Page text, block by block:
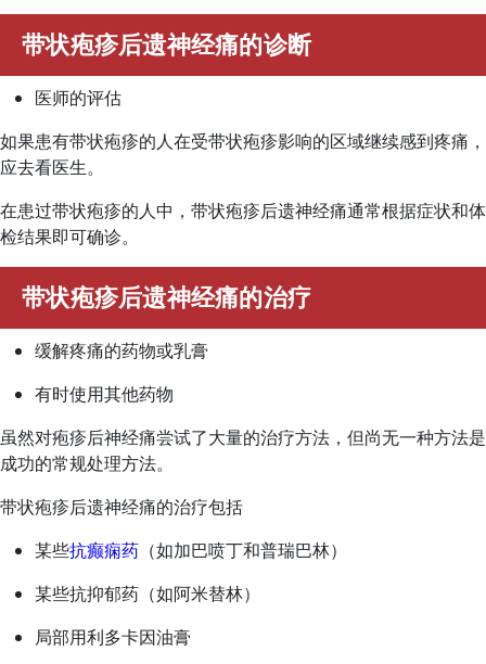
带状疱疹后遗神经痛的诊断
医师的评估
如果患有带状疱疹的人在受带状疱疹影响的区域继续感到疼痛，
应去看医生。
在患过带状疱疹的人中，带状疱疹后遗神经痛通常根据症状和体
检结果即可确诊。
带状疱疹后遗神经痛的治疗
缓解疼痛的药物或乳膏
有时使用其他药物
虽然对疱疹后神经痛尝试了大量的治疗方法，但尚无一种方法是
成功的常规处理方法。
带状疱疹后遗神经痛的治疗包括
某些抗癫痫药 （如加巴喷丁和普瑞巴林）
某些抗抑郁药（如阿米替林）
局部用利多卡因油膏